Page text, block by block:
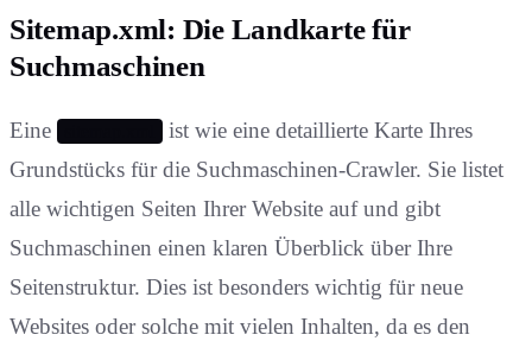
Sitemap.xml: Die Landkarte für
Suchmaschinen
Eine
ist wie eine detaillierte Karte Ihres
Grundstücks für die Suchmaschinen-Crawler. Sie listet
alle wichtigen Seiten Ihrer Website auf und gibt
Suchmaschinen einen klaren Überblick über Ihre
Seitenstruktur. Dies ist besonders wichtig für neue
Websites oder solche mit vielen Inhalten, da es den